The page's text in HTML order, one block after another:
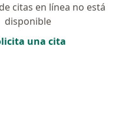
citas en línea no está
disponible
una cita